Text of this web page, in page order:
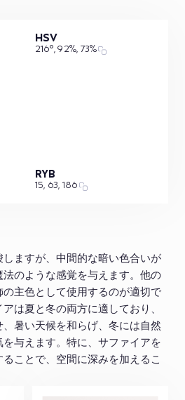
ますが、中間的な暗い色合いが
のような感覚を与えます。他の
主色として使用するのが適切で
は夏と冬の両方に適しており、
暑い天候を和らげ、冬には自然
与えます。特に、サファイアを
ことで、空間に深みを加えるこ
HSV
216°, 92%, 73%
RYB
15, 63, 186